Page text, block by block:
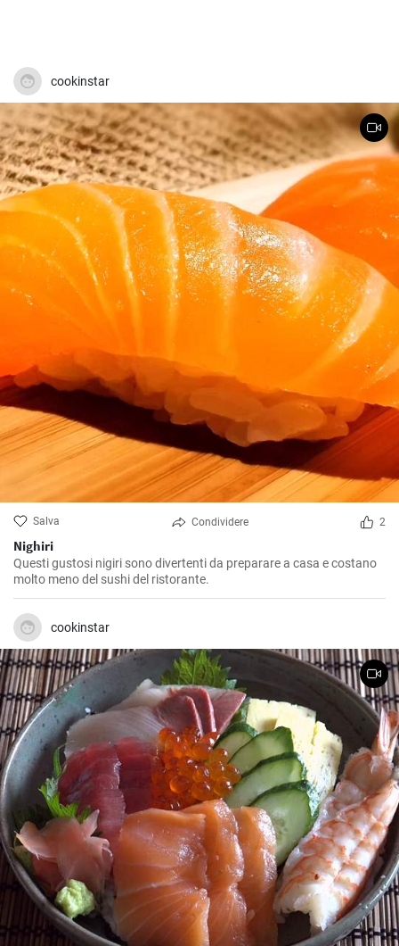
cookinstar
Salva Condividere 2
Nighiri
Questi gustosi nigiri sono divertenti da preparare a casa e costano
molto meno del sushi del ristorante.
cookinstar